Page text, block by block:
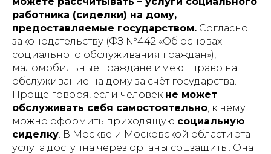
работника (сиделки) на дому,
предоставляемые государством. Согласно
законодательству (ФЗ №442 «Об основах
социального обслуживания граждан»),
маломобильные граждане имеют право на
обслуживание на дому за счёт государства​.
Проще говоря, если человек не может
обслуживать себя самостоятельно, к нему
можно оформить приходящую социальную
сиделку. В Москве и Московской области эта
услуга доступна через органы соцзащиты. Она